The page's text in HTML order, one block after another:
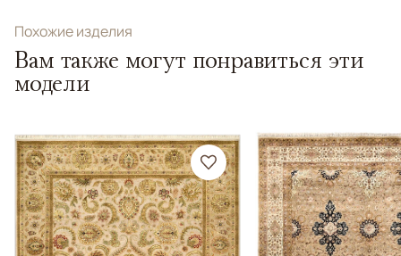
Похожие изделия
Вам также могут понравиться эти
модели